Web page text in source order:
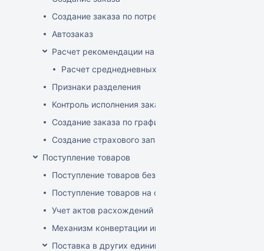
Создание заказа по потребностям
Автозаказ
Расчет рекомендации на закупку
Расчет среднедневных продаж
Признаки разделения
Контроль исполнения заказов поставщиком
Создание заказа по графику
Создание страхового запаса
Поступление товаров
Поступление товаров без заказа
Поступление товаров на основе заказа
Учет актов расхождений при поступлении товаров
Механизм конвертации инвойсов из иностранной
Поставка в других единицах